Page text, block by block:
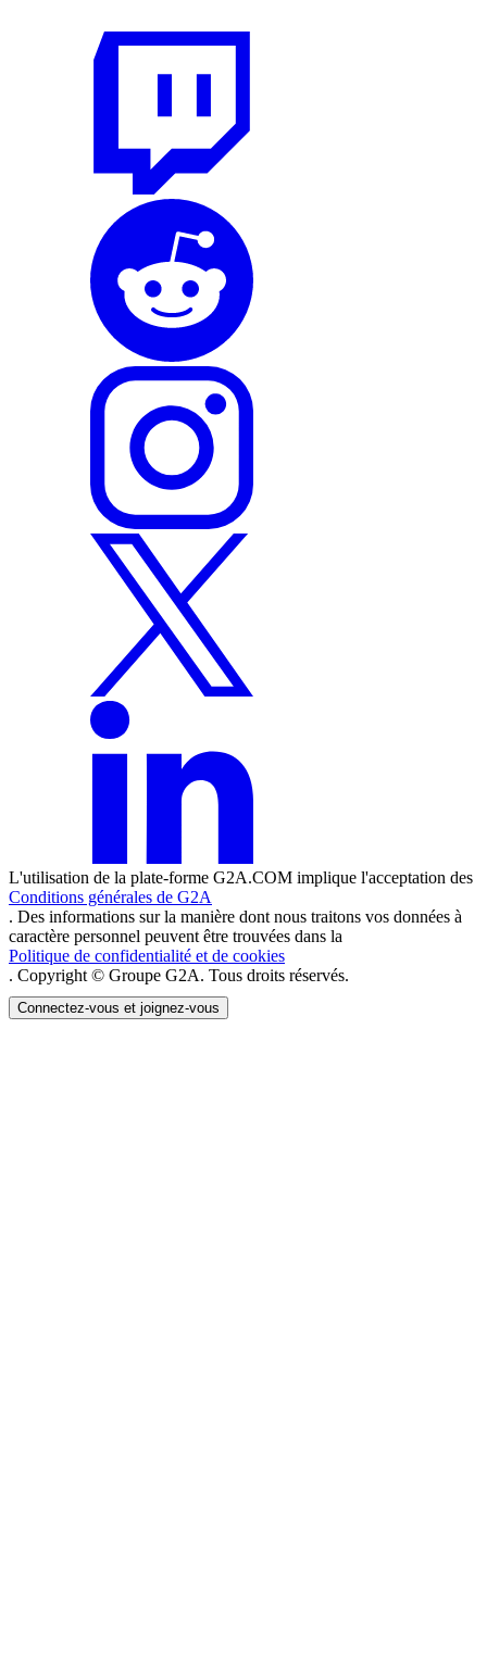
L'utilisation de la plate-forme G2A.COM implique l'acceptation des
Conditions générales de G2A
. Des informations sur la manière dont nous traitons vos données à
caractère personnel peuvent être trouvées dans la
Politique de confidentialité et de cookies
. Copyright © Groupe G2A. Tous droits réservés.
Connectez-vous et joignez-vous